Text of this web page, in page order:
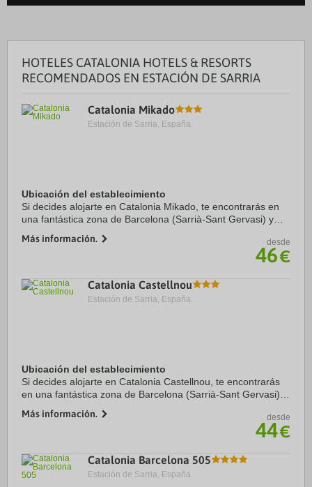
HOTELES CATALONIA HOTELS & RESORTS
RECOMENDADOS EN ESTACIÓN DE SARRIA
Catalonia Mikado
Estación de Sarria, España.
Ubicación del establecimiento
Si decides alojarte en Catalonia Mikado, te encontrarás en
una fantástica zona de Barcelona (Sarrià-Sant Gervasi) y
Plaza de Catalunya. Además, este ...
Más información. desde
46€
Catalonia Castellnou
Estación de Sarria, España.
Ubicación del establecimiento
Si decides alojarte en Catalonia Castellnou, te encontrarás
en una fantástica zona de Barcelona (Sarrià-Sant Gervasi) y
Park Güell. Además, este hotel ...
Más información. desde
44€
Catalonia Barcelona 505
Estación de Sarria, España.